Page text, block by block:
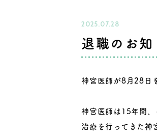
2025.07.28
退職のお
神宮医師が8月28日
神宮医師は15年間
治療を行ってきた神